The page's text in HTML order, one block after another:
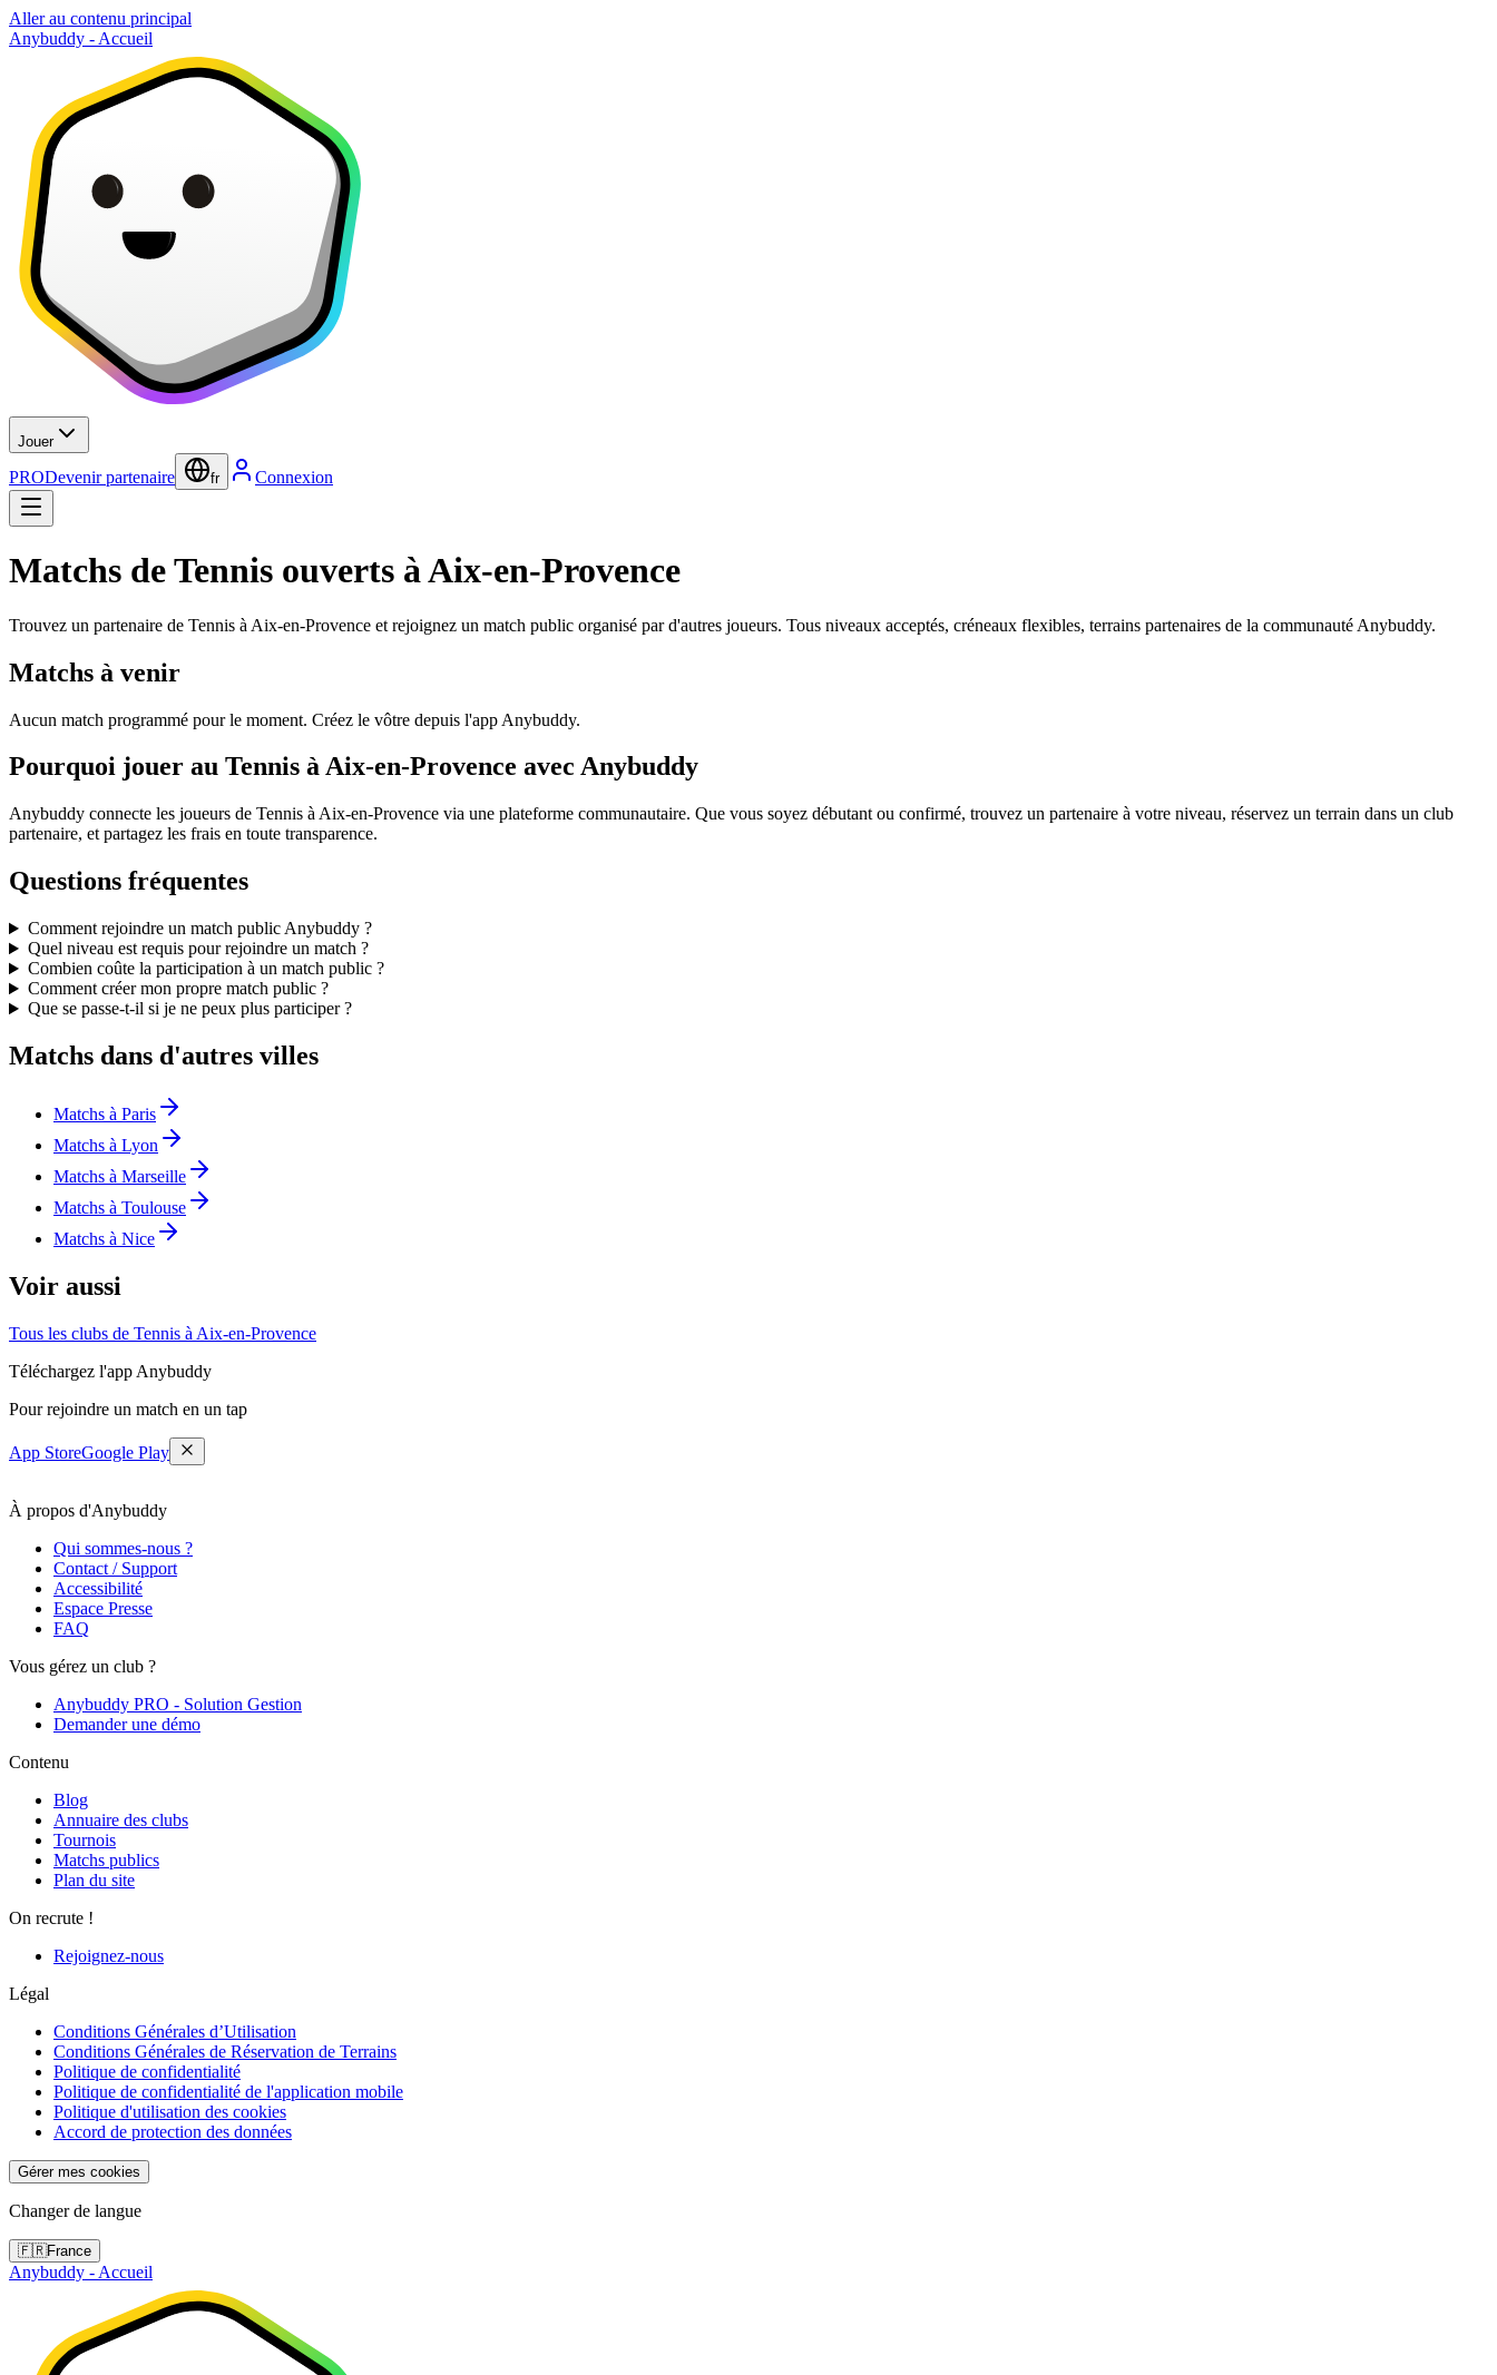
Aller au contenu principal
Anybuddy - Accueil
Jouer
PRODevenir partenaire fr Connexion
Matchs de Tennis ouverts à Aix-en-Provence
Trouvez un partenaire de Tennis à Aix-en-Provence et rejoignez un match public organisé par d'autres joueurs. Tous niveaux acceptés, créneaux flexibles, terrains partenaires de la communauté Anybuddy.
Matchs à venir
Aucun match programmé pour le moment. Créez le vôtre depuis l'app Anybuddy.
Pourquoi jouer au Tennis à Aix-en-Provence avec Anybuddy
Anybuddy connecte les joueurs de Tennis à Aix-en-Provence via une plateforme communautaire. Que vous soyez débutant ou confirmé, trouvez un partenaire à votre niveau, réservez un terrain dans un club
partenaire, et partagez les frais en toute transparence.
Questions fréquentes
Comment rejoindre un match public Anybuddy ?
Quel niveau est requis pour rejoindre un match ?
Combien coûte la participation à un match public ?
Comment créer mon propre match public ?
Que se passe-t-il si je ne peux plus participer ?
Matchs dans d'autres villes
Matchs à Paris
Matchs à Lyon
Matchs à Marseille
Matchs à Toulouse
Matchs à Nice
Voir aussi
Tous les clubs de Tennis à Aix-en-Provence
Téléchargez l'app Anybuddy
Pour rejoindre un match en un tap
App StoreGoogle Play
À propos d'Anybuddy
Qui sommes-nous ?
Contact / Support
Accessibilité
Espace Presse
FAQ
Vous gérez un club ?
Anybuddy PRO - Solution Gestion
Demander une démo
Contenu
Blog
Annuaire des clubs
Tournois
Matchs publics
Plan du site
On recrute !
Rejoignez-nous
Légal
Conditions Générales d’Utilisation
Conditions Générales de Réservation de Terrains
Politique de confidentialité
Politique de confidentialité de l'application mobile
Politique d'utilisation des cookies
Accord de protection des données
Gérer mes cookies
Changer de langue
🇫🇷France
Anybuddy - Accueil